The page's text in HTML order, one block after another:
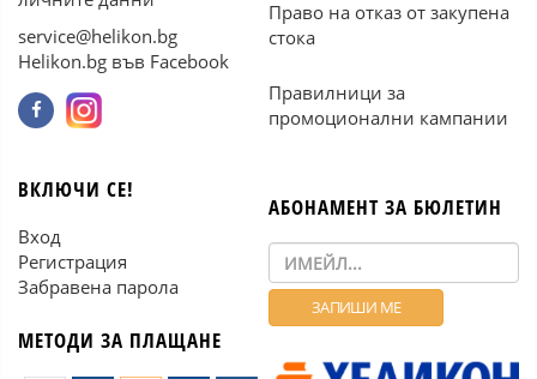
service@helikon.bg
Helikon.bg във Facebook
Право на отказ от закупена
стока
Правилници за
промоционални кампании
ВКЛЮЧИ СЕ!
Вход
Регистрация
Забравена парола
МЕТОДИ ЗА ПЛАЩАНЕ
АБОНАМЕНТ ЗА БЮЛЕТИН